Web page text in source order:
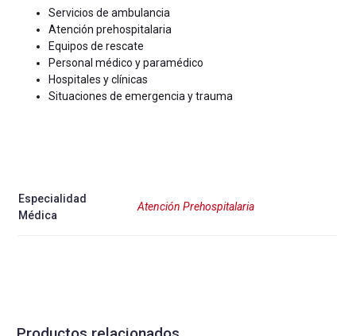
Servicios de ambulancia
Atención prehospitalaria
Equipos de rescate
Personal médico y paramédico
Hospitales y clínicas
Situaciones de emergencia y trauma
Especialidad
Médica
Atención Prehospitalaria